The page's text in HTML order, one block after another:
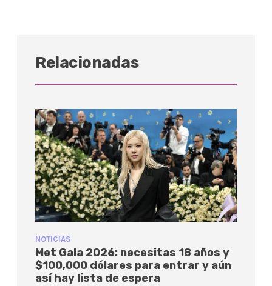
Relacionadas
NOTICIAS
Met Gala 2026: necesitas 18 años y
$100,000 dólares para entrar y aún
así hay lista de espera